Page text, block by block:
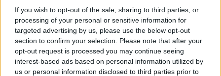
If you wish to opt-out of the sale, sharing to third parties, or
processing of your personal or sensitive information for
targeted advertising by us, please use the below opt-out
section to confirm your selection. Please note that after your
opt-out request is processed you may continue seeing
interest-based ads based on personal information utilized by
us or personal information disclosed to third parties prior to
serie. El año pasado, en los playoffs, estos dos equipos
lucharon hasta el séptimo partido. Los Cavs no quieren
una serie muy reñida contra los Magic en la primera
ronda. Debido a las lesiones de Paolo y Franz, los Magic
han caído en la clasificación. Un enfrentamiento entre